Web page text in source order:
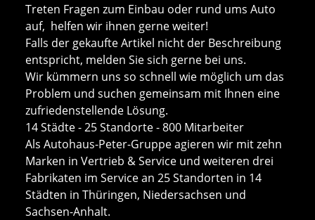
Treten Fragen zum Einbau oder rund ums Auto
auf, helfen wir ihnen gerne weiter!
Falls der gekaufte Artikel nicht der Beschreibung
entspricht, melden Sie sich gerne bei uns.
Wir kümmern uns so schnell wie möglich um das
Problem und suchen gemeinsam mit Ihnen eine
zufriedenstellende Lösung.
14 Städte - 25 Standorte - 800 Mitarbeiter
Als Autohaus-Peter-Gruppe agieren wir mit zehn
Marken in Vertrieb & Service und weiteren drei
Fabrikaten im Service an 25 Standorten in 14
Städten in Thüringen, Niedersachsen und
Sachsen-Anhalt.